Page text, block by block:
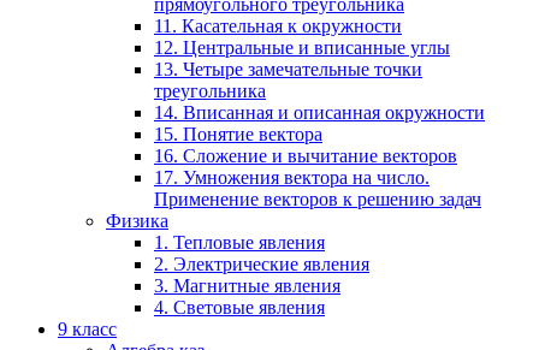
11. Касательная к окружности
12. Центральные и вписанные углы
13. Четыре замечательные точки
треугольника
14. Вписанная и описанная окружности
15. Понятие вектора
16. Сложение и вычитание векторов
17. Умножения вектора на число.
Применение векторов к решению задач
Физика
1. Тепловые явления
2. Электрические явления
3. Магнитные явления
4. Световые явления
9 класс